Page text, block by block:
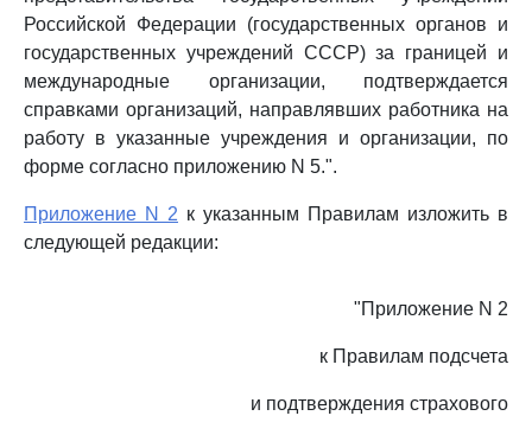
Российской Федерации (государственных органов и
государственных учреждений СССР) за границей и
международные организации, подтверждается
справками организаций, направлявших работника на
работу в указанные учреждения и организации, по
форме согласно приложению N 5.".
Приложение N 2 к указанным Правилам изложить в
следующей редакции:
"Приложение N 2
к Правилам подсчета
и подтверждения страхового